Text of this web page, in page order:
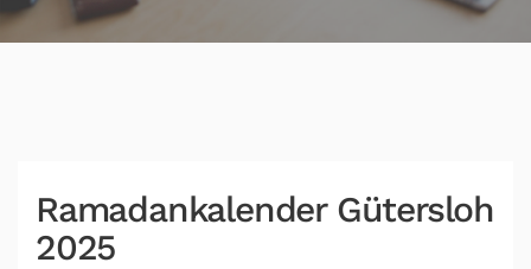
Ramadankalender Gütersloh
2025